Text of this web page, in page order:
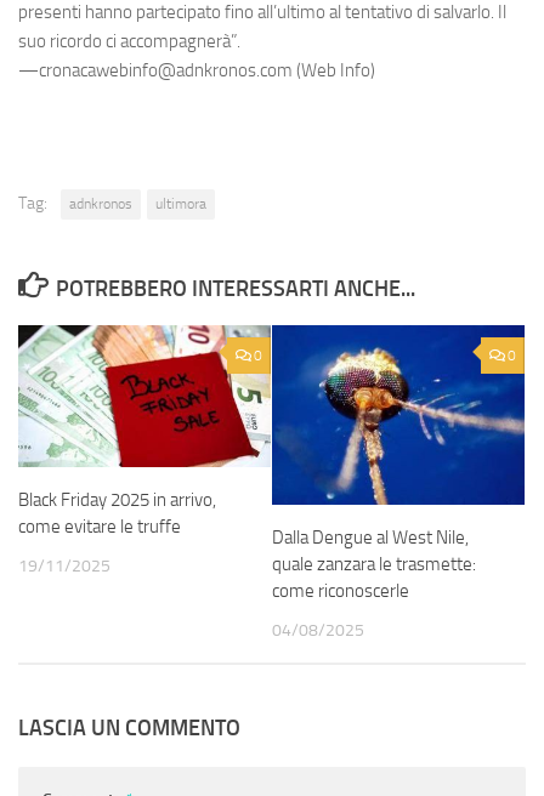
presenti hanno partecipato fino all’ultimo al tentativo di salvarlo. Il
suo ricordo ci accompagnerà”.
—cronacawebinfo@adnkronos.com (Web Info)
Tag: adnkronos ultimora
POTREBBERO INTERESSARTI ANCHE...
0
Black Friday 2025 in arrivo,
come evitare le truffe
19/11/2025
0
Dalla Dengue al West Nile,
quale zanzara le trasmette:
come riconoscerle
04/08/2025
LASCIA UN COMMENTO